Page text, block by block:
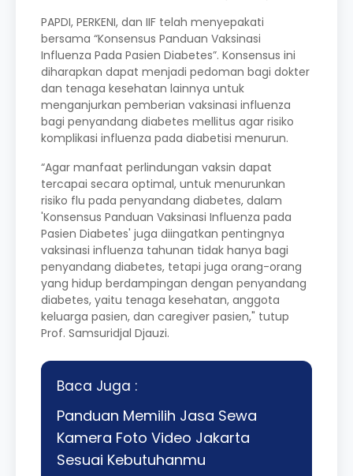
PAPDI, PERKENI, dan IIF telah menyepakati
bersama “Konsensus Panduan Vaksinasi
Influenza Pada Pasien Diabetes”. Konsensus ini
diharapkan dapat menjadi pedoman bagi dokter
dan tenaga kesehatan lainnya untuk
menganjurkan pemberian vaksinasi influenza
bagi penyandang diabetes mellitus agar risiko
komplikasi influenza pada diabetisi menurun.
“Agar manfaat perlindungan vaksin dapat
tercapai secara optimal, untuk menurunkan
risiko flu pada penyandang diabetes, dalam
'Konsensus Panduan Vaksinasi Influenza pada
Pasien Diabetes' juga diingatkan pentingnya
vaksinasi influenza tahunan tidak hanya bagi
penyandang diabetes, tetapi juga orang-orang
yang hidup berdampingan dengan penyandang
diabetes, yaitu tenaga kesehatan, anggota
keluarga pasien, dan caregiver pasien," tutup
Prof. Samsuridjal Djauzi.
Baca Juga :
Panduan Memilih Jasa Sewa
Kamera Foto Video Jakarta
Sesuai Kebutuhanmu